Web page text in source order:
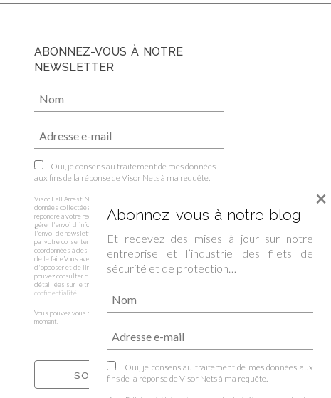
ABONNEZ-VOUS À NOTRE
NEWSLETTER
Oui, je consens au traitement de mes données
aux fins de la réponse de Visor Nets à ma requête.
Visor Fall Arrest Nets est responsable du traitement des
données collectées via ce formulaire, que nous utiliserons pour
répondre à votre requête , doute ou suggestion, ainsi que pour
gérer l'envoi d'informations et la prospection commerciale et
l'envoi de newsletters si vous nous y autorisez , être légitimé
par votre consentement. Nous ne transmettons pas vos
coordonnées à des tiers sauf si nous sommes légalement obligés
de le faire.Vous avez le droit d'accéder, de rectifier, de supprimer,
d'opposer et de limiter les données entre autres droits. Vous
pouvez consulter des informations supplémentaires et plus
détaillées sur le traitement des données dans notre
confidentialité
Vous pouvez vous désinscrire de ces communications à tout
moment.
Abonnez-vous à notre blog
Et recevez des mises à jour sur notre
entreprise et l’industrie des filets de
sécurité et de protection…
Oui, je consens au traitement de mes données aux
fins de la réponse de Visor Nets à ma requête.
×